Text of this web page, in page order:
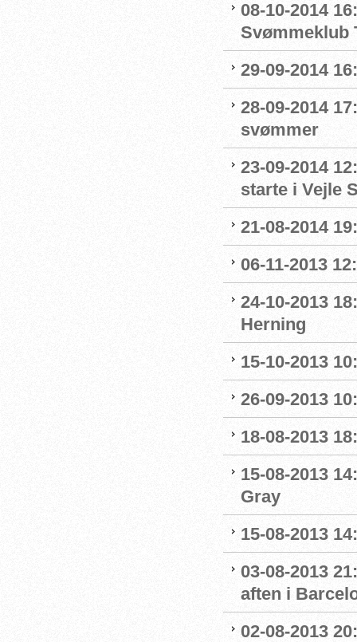
08-10-2014
Svømmeklub
29-09-2014
28-09-2014
svømmer
23-09-2014
starte i Vejle
21-08-2014
06-11-2013
24-10-2013
Herning
15-10-2013
26-09-2013
18-08-2013
15-08-2013
Gray
15-08-2013
03-08-2013
aften i
02-08-2013